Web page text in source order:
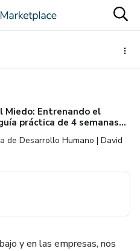
Miedo: Entrenando el
práctica de 4 semanas
de Desarrollo Humano | David
y en las empresas, nos